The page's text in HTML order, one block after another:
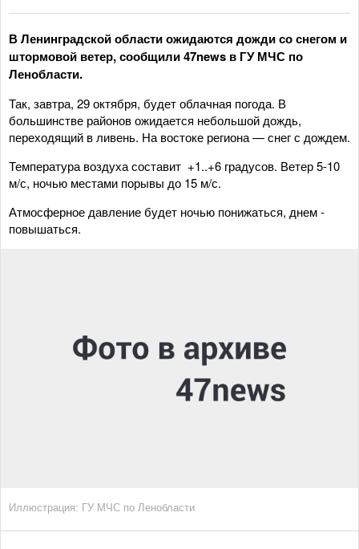
В Ленинградской области ожидаются дожди со снегом и
штормовой ветер, сообщили 47news в ГУ МЧС по
Ленобласти.
Так, завтра, 29 октября, будет облачная погода. В
большинстве районов ожидается небольшой дождь,
переходящий в ливень. На востоке региона — снег с дождем.
Температура воздуха составит +1..+6 градусов. Ветер 5-10
м/с, ночью местами порывы до 15 м/с.
Атмосферное давление будет ночью понижаться, днем -
повышаться.
Иллюстрация: ГУ МЧС по Ленобласти